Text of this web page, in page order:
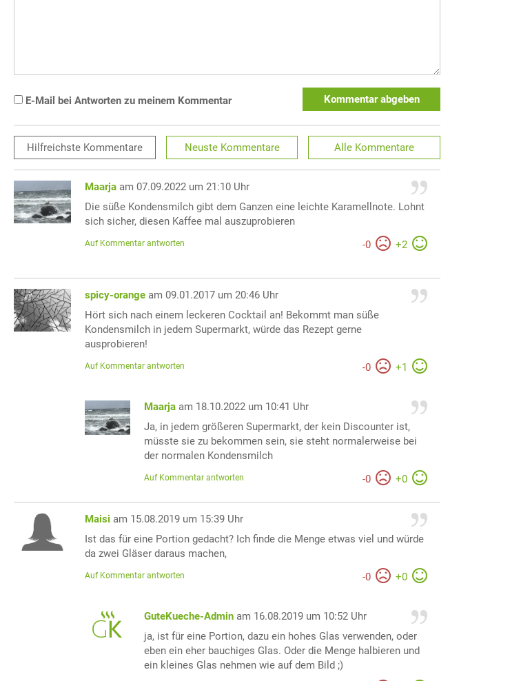
E-Mail bei Antworten zu meinem Kommentar Kommentar abgeben
Hilfreichste Kommentare Neuste Kommentare Alle Kommentare
Maarja am 07.09.2022 um 21:10 Uhr
Die süße Kondensmilch gibt dem Ganzen eine leichte Karamellnote. Lohnt
sich sicher, diesen Kaffee mal auszuprobieren
-0 +2
Auf Kommentar antworten
spicy-orange am 09.01.2017 um 20:46 Uhr
Hört sich nach einem leckeren Cocktail an! Bekommt man süße
Kondensmilch in jedem Supermarkt, würde das Rezept gerne
ausprobieren!
-0 +1
Auf Kommentar antworten
Maarja am 18.10.2022 um 10:41 Uhr
Ja, in jedem größeren Supermarkt, der kein Discounter ist,
müsste sie zu bekommen sein, sie steht normalerweise bei
der normalen Kondensmilch
-0 +0
Auf Kommentar antworten
Maisi am 15.08.2019 um 15:39 Uhr
Ist das für eine Portion gedacht? Ich finde die Menge etwas viel und würde
da zwei Gläser daraus machen,
-0 +0
Auf Kommentar antworten
GuteKueche-Admin am 16.08.2019 um 10:52 Uhr
ja, ist für eine Portion, dazu ein hohes Glas verwenden, oder
eben ein eher bauchiges Glas. Oder die Menge halbieren und
ein kleines Glas nehmen wie auf dem Bild ;)